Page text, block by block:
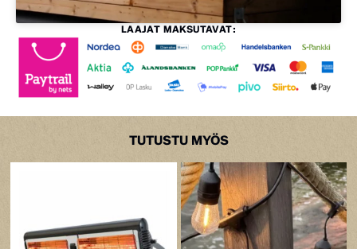
LAAJAT MAKSUTAVAT:
TUTUSTU MYÖS